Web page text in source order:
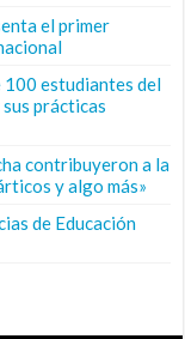
el primer
100 estudiantes del
prácticas
contribuyeron a la
y algo más»
de Educación